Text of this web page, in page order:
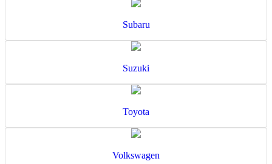
Subaru
Suzuki
Toyota
Volkswagen